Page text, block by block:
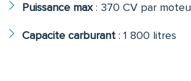
Puissance max: 370 CV par
Capacite carburant :1 800 litres